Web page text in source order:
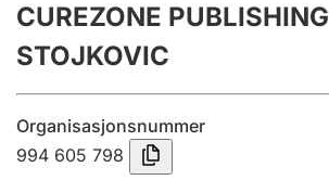
Årsregnskap
Innsending og forsinkelsesgebyr
Tinglysing
CUREZONE PUBLISHING
STOJKOVIC
Organisasjonsnummer
994 605 798